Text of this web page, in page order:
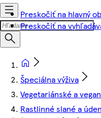
Preskočiť na hlavný
Preskočiť na
Špeciálna výživa
Vegetariánské a
Rastlinné slané a